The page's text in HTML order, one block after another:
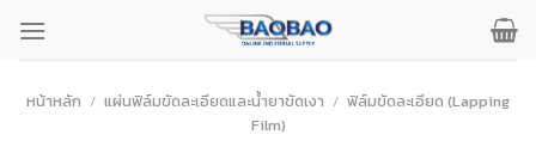
เนื้อหาหน้าหลัก / แผ่นฟิล์มขัดละเอียดและน้ำยาขัดเงา / ฟิล์มขัดละเอียด (Lapping
Film)